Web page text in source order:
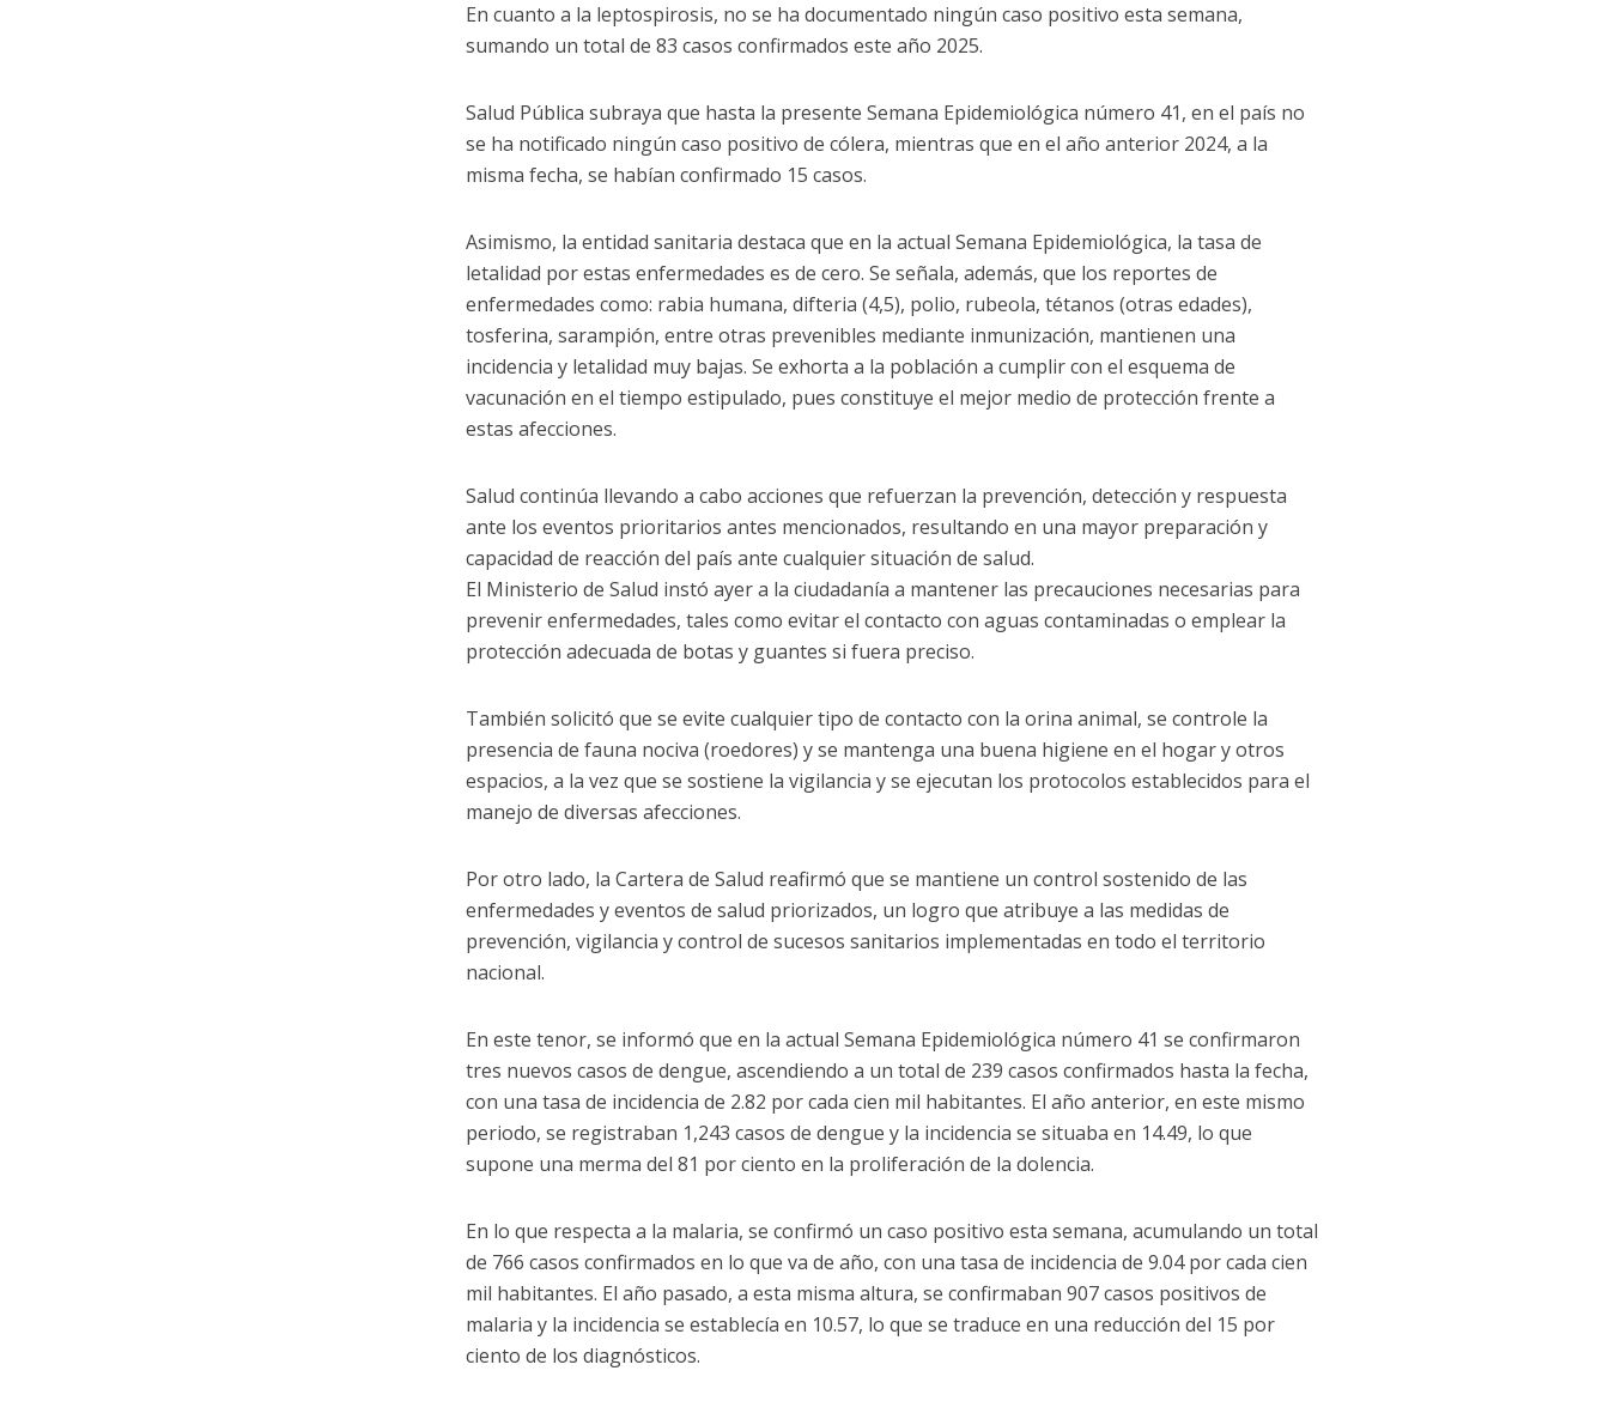
En cuanto a la leptospirosis, no se ha documentado ningún caso positivo esta semana,
sumando un total de 83 casos confirmados este año 2025.
Salud Pública subraya que hasta la presente Semana Epidemiológica número 41, en el país no
se ha notificado ningún caso positivo de cólera, mientras que en el año anterior 2024, a la
misma fecha, se habían confirmado 15 casos.
Asimismo, la entidad sanitaria destaca que en la actual Semana Epidemiológica, la tasa de
letalidad por estas enfermedades es de cero. Se señala, además, que los reportes de
enfermedades como: rabia humana, difteria (4,5), polio, rubeola, tétanos (otras edades),
tosferina, sarampión, entre otras prevenibles mediante inmunización, mantienen una
incidencia y letalidad muy bajas. Se exhorta a la población a cumplir con el esquema de
vacunación en el tiempo estipulado, pues constituye el mejor medio de protección frente a
estas afecciones.
Salud continúa llevando a cabo acciones que refuerzan la prevención, detección y respuesta
ante los eventos prioritarios antes mencionados, resultando en una mayor preparación y
capacidad de reacción del país ante cualquier situación de salud.
El Ministerio de Salud instó ayer a la ciudadanía a mantener las precauciones necesarias para
prevenir enfermedades, tales como evitar el contacto con aguas contaminadas o emplear la
protección adecuada de botas y guantes si fuera preciso.
También solicitó que se evite cualquier tipo de contacto con la orina animal, se controle la
presencia de fauna nociva (roedores) y se mantenga una buena higiene en el hogar y otros
espacios, a la vez que se sostiene la vigilancia y se ejecutan los protocolos establecidos para el
manejo de diversas afecciones.
Por otro lado, la Cartera de Salud reafirmó que se mantiene un control sostenido de las
enfermedades y eventos de salud priorizados, un logro que atribuye a las medidas de
prevención, vigilancia y control de sucesos sanitarios implementadas en todo el territorio
nacional.
En este tenor, se informó que en la actual Semana Epidemiológica número 41 se confirmaron
tres nuevos casos de dengue, ascendiendo a un total de 239 casos confirmados hasta la fecha,
con una tasa de incidencia de 2.82 por cada cien mil habitantes. El año anterior, en este mismo
periodo, se registraban 1,243 casos de dengue y la incidencia se situaba en 14.49, lo que
supone una merma del 81 por ciento en la proliferación de la dolencia.
En lo que respecta a la malaria, se confirmó un caso positivo esta semana, acumulando un total
de 766 casos confirmados en lo que va de año, con una tasa de incidencia de 9.04 por cada cien
mil habitantes. El año pasado, a esta misma altura, se confirmaban 907 casos positivos de
malaria y la incidencia se establecía en 10.57, lo que se traduce en una reducción del 15 por
ciento de los diagnósticos.